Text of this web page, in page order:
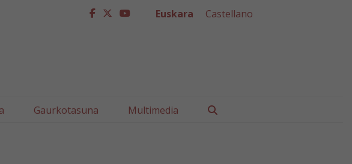
facebook
twitter
youtube
Euskara Castellano
Gaurkotasuna Multimedia